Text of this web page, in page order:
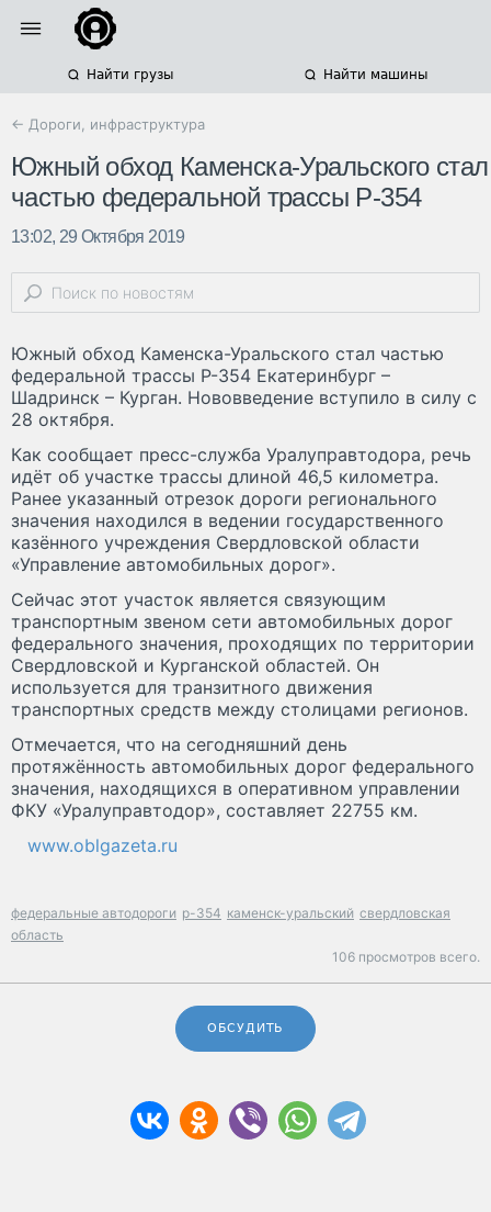
Найти грузы Найти машины
← Дороги, инфраструктура
Южный обход Каменска-Уральского стал
частью федеральной трассы Р-354
13:02, 29 Октября 2019
Южный обход Каменска-Уральского стал частью
федеральной трассы Р-354 Екатеринбург –
Шадринск – Курган. Нововведение вступило в силу с
28 октября.
Как сообщает пресс-служба Уралуправтодора, речь
идёт об участке трассы длиной 46,5 километра.
Ранее указанный отрезок дороги регионального
значения находился в ведении государственного
казённого учреждения Свердловской области
«Управление автомобильных дорог».
Сейчас этот участок является связующим
транспортным звеном сети автомобильных дорог
федерального значения, проходящих по территории
Свердловской и Курганской областей. Он
используется для транзитного движения
транспортных средств между столицами регионов.
Отмечается, что на сегодняшний день
протяжённость автомобильных дорог федерального
значения, находящихся в оперативном управлении
ФКУ «Уралуправтодор», составляет 22755 км.
www.oblgazeta.ru
федеральные автодороги р-354 каменск-уральский свердловская
область
106 просмотров всего.
ОБСУДИТЬ